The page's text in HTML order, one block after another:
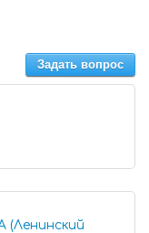
Задать вопрос
(Ленинский